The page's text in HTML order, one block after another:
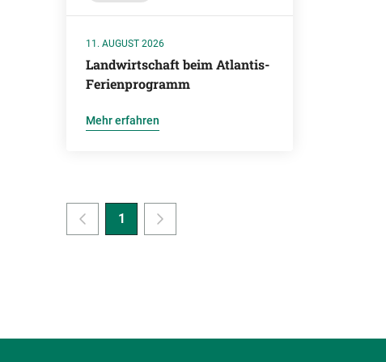
11. AUGUST 2026
Landwirtschaft beim Atlantis-
Ferienprogramm
Mehr erfahren
1